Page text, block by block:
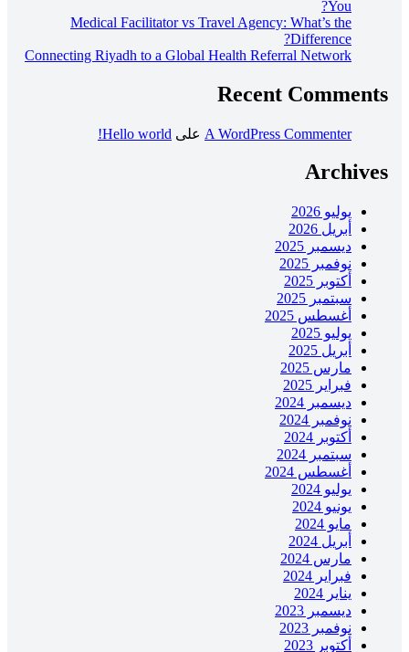
You?
Medical Facilitator vs Travel Agency: What’s the
Difference?
Connecting Riyadh to a Global Health Referral Network
Recent Comments
A WordPress Commenter على Hello world!
Archives
يوليو 2026
أبريل 2026
ديسمبر 2025
نوفمبر 2025
أكتوبر 2025
سبتمبر 2025
أغسطس 2025
يوليو 2025
أبريل 2025
مارس 2025
فبراير 2025
ديسمبر 2024
نوفمبر 2024
أكتوبر 2024
سبتمبر 2024
أغسطس 2024
يوليو 2024
يونيو 2024
مايو 2024
أبريل 2024
مارس 2024
فبراير 2024
يناير 2024
ديسمبر 2023
نوفمبر 2023
أكتوبر 2023